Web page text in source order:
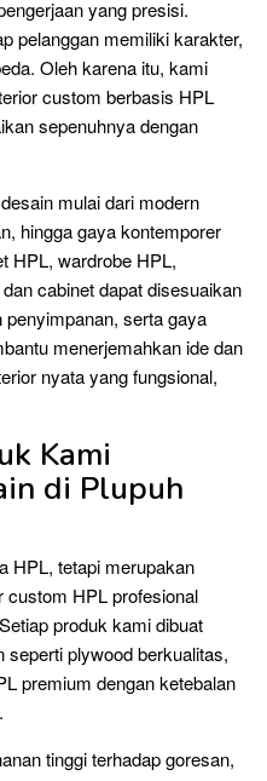
yang presisi.
pelanggan memiliki karakter,
Oleh karena itu, kami
custom berbasis HPL
sepenuhnya dengan
mulai dari modern
hingga gaya kontemporer
HPL, wardrobe HPL,
cabinet dapat disesuaikan
serta gaya
menerjemahkan ide dan
nyata yang fungsional,
Kami
di Plupuh
HPL, tetapi merupakan
custom HPL profesional
produk kami dibuat
seperti plywood berkualitas,
premium dengan ketebalan
tinggi terhadap goresan,